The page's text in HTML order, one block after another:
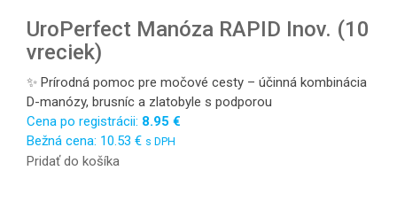
UroPerfect Manóza RAPID Inov. (10
vreciek)
✨ Prírodná pomoc pre močové cesty – účinná kombinácia
D-manózy, brusníc a zlatobyle s podporou
Cena po registrácii: 8.95 €
Bežná cena: 10.53 € s DPH
Pridať do košíka